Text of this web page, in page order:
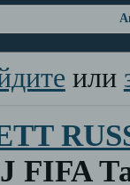
или
FIFA